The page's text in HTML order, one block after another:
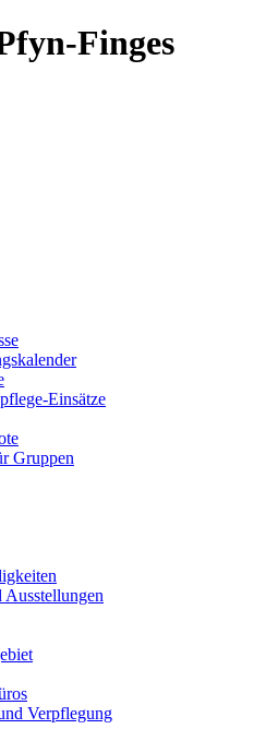
Finges
Einsätze
Gruppen
Ausstellungen
Verpflegung